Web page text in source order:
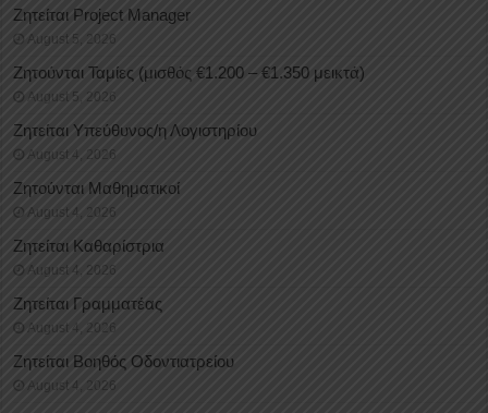
Ζητείται Project Manager
August 5, 2026
Ζητούνται Ταμίες (μισθός €1.200 – €1.350 μεικτά)
August 5, 2026
Ζητείται Υπεύθυνος/η Λογιστηρίου
August 4, 2026
Ζητούνται Μαθηματικοί
August 4, 2026
Ζητείται Καθαρίστρια
August 4, 2026
Ζητείται Γραμματέας
August 4, 2026
Ζητείται Βοηθός Οδοντιατρείου
August 4, 2026